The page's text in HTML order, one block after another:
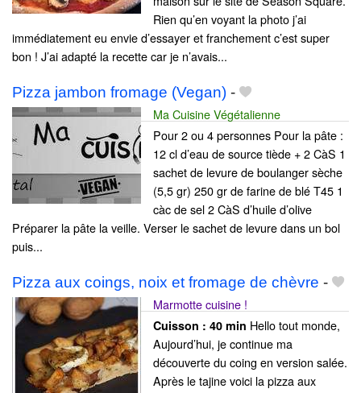
Rien qu’en voyant la photo j’ai
immédiatement eu envie d’essayer et franchement c’est super
bon ! J’ai adapté la recette car je n’avais...
Pizza jambon fromage (Vegan) -
Ma Cuisine Végétalienne
Pour 2 ou 4 personnes Pour la pâte :
12 cl d’eau de source tiède + 2 CàS 1
sachet de levure de boulanger sèche
(5,5 gr) 250 gr de farine de blé T45 1
càc de sel 2 CàS d’huile d’olive
Préparer la pâte la veille. Verser le sachet de levure dans un bol
puis...
Pizza aux coings, noix et fromage de chèvre -
Marmotte cuisine !
Cuisson : 40 min Hello tout monde,
Aujourd’hui, je continue ma
découverte du coing en version salée.
Après le tajine voici la pizza aux